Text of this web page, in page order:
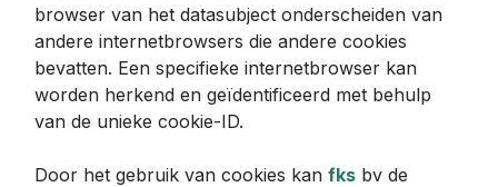
browser van het datasubject onderscheiden van
andere internetbrowsers die andere cookies
bevatten. Een specifieke internetbrowser kan
worden herkend en geïdentificeerd met behulp
van de unieke cookie-ID.
Door het gebruik van cookies kan fks bv de